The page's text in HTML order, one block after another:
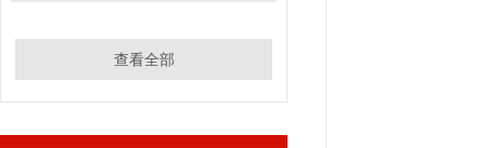
查看全部